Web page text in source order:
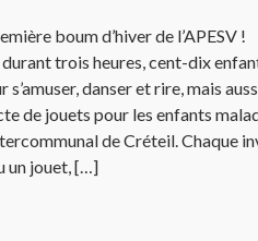
boum d’hiver de l’APESV !
trois heures, cent-dix
danser et rire, mais
de jouets pour les enfants
de Créteil. Chaque
un jouet, […]